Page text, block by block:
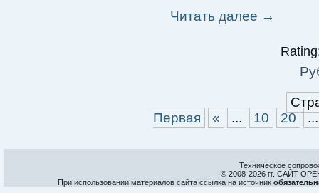
Читать далее →
Первая
« ... 10 20 ...
Техническое
© 2008-2026 гг. САЙТ
При использовании материалов сайта ссылка на источник